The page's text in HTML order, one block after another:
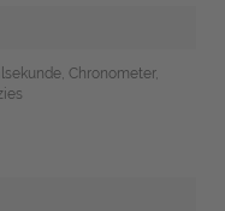
Chronometer,